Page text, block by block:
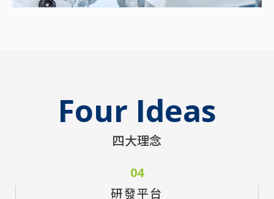
Four Ideas
四大理念
01
貴儀中心
02
功能單位
03
醫學中心
04
研發平台